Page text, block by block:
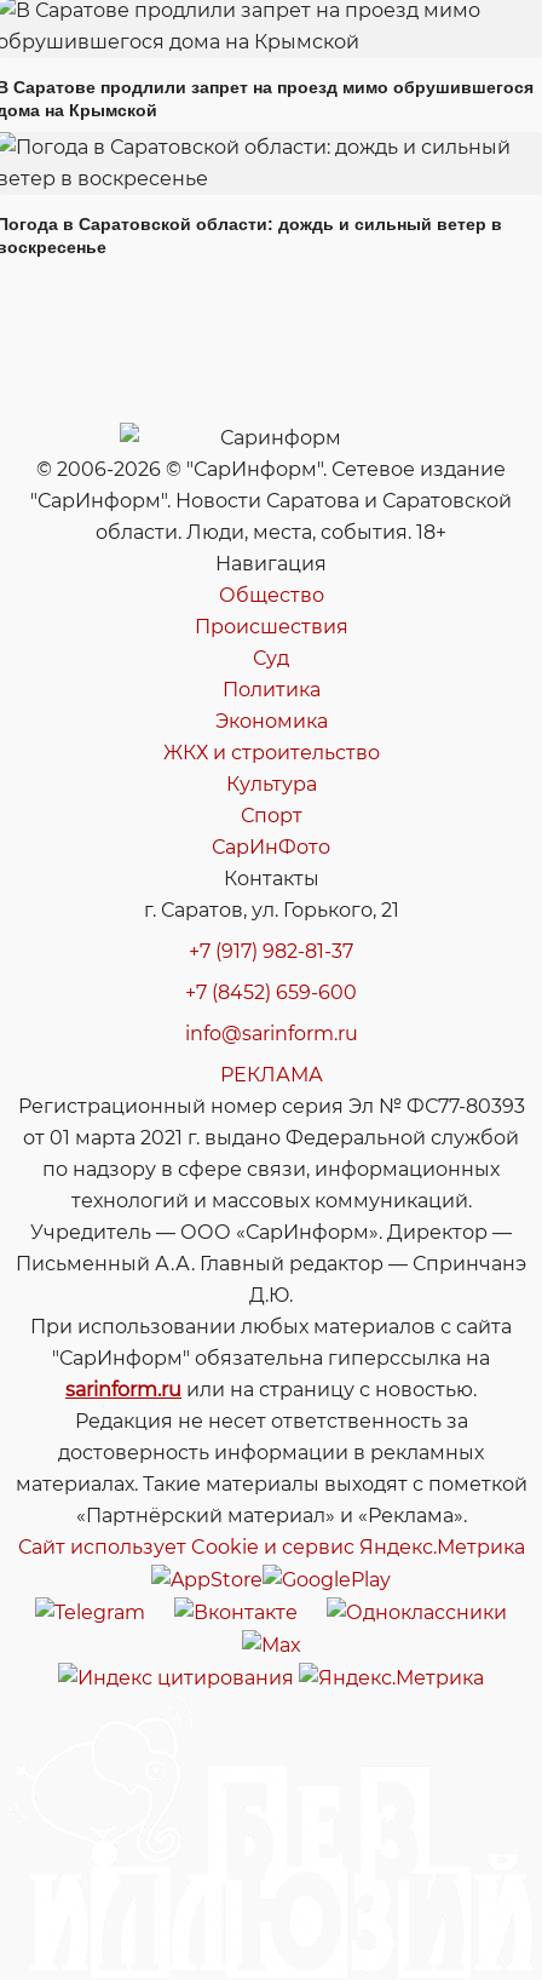
Саратове продлили запрет на проезд мимо обрушившегося
на Крымской
в Саратовской области: дождь и сильный ветер в
© 2006-2026 © "СарИнформ". Сетевое издание
"СарИнформ". Новости Саратова и Саратовской
области. Люди, места, события. 18+
Навигация
Общество
Происшествия
Суд
Политика
Экономика
ЖКХ и строительство
Культура
Спорт
СарИнФото
Контакты
г. Саратов, ул. Горького, 21
+7 (917) 982-81-37
+7 (8452) 659-600
info@sarinform.ru
РЕКЛАМА
Регистрационный номер серия Эл № ФС77-80393
от 01 марта 2021 г. выдано Федеральной службой
по надзору в сфере связи, информационных
технологий и массовых коммуникаций.
Учредитель — ООО «СарИнформ». Директор —
Письменный А.А. Главный редактор — Спринчанэ
Д.Ю.
При использовании любых материалов с сайта
"СарИнформ" обязательна гиперссылка на
sarinform.ru или на страницу с новостью.
Редакция не несет ответственность за
достоверность информации в рекламных
материалах. Такие материалы выходят с пометкой
«Партнёрский материал» и «Реклама».
Сайт использует Cookie и сервиc Яндекс.Метрика